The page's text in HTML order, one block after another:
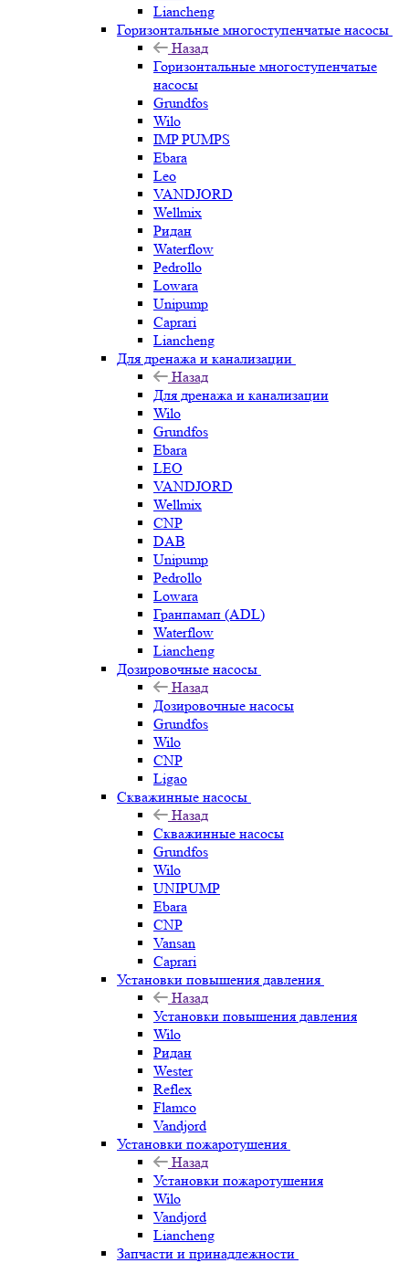
Liancheng
Горизонтальные многоступенчатые насосы
Назад
Горизонтальные многоступенчатые
насосы
Grundfos
Wilo
IMP PUMPS
Ebara
Leo
VANDJORD
Wellmix
Ридан
Waterflow
Pedrollo
Lowara
Unipump
Caprari
Liancheng
Для дренажа и канализации
Назад
Для дренажа и канализации
Wilo
Grundfos
Ebara
LEO
VANDJORD
Wellmix
CNP
DAB
Unipump
Pedrollo
Lowara
Гранпамап (ADL)
Waterflow
Liancheng
Дозировочные насосы
Назад
Дозировочные насосы
Grundfos
Wilo
CNP
Ligao
Скважинные насосы
Назад
Скважинные насосы
Grundfos
Wilo
UNIPUMP
Ebara
CNP
Vansan
Caprari
Установки повышения давления
Назад
Установки повышения давления
Wilo
Ридан
Wester
Reflex
Flamco
Vandjord
Установки пожаротушения
Назад
Установки пожаротушения
Wilo
Vandjord
Liancheng
Запчасти и принадлежности